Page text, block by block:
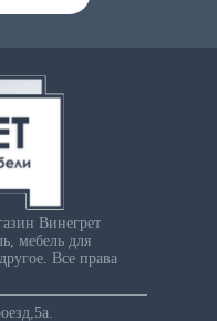
Винегрет
мебель для
Все права